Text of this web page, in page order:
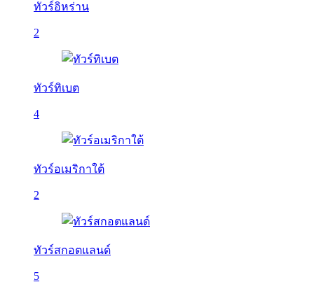
ทัวร์อิหร่าน
2
ทัวร์ทิเบต
4
ทัวร์อเมริกาใต้
2
ทัวร์สกอตแลนด์
5